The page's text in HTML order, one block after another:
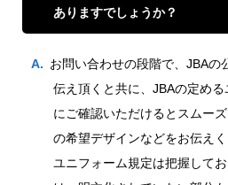
ありますでしょうか？
お問い合わせの段階で、JBAの
伝え頂くと共に、JBAの定め
にご確認いただけるとスムー
の希望デザインなどをお伝え
ユニフォーム規定は把握して